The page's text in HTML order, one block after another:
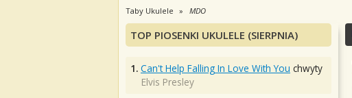
Taby Ukulele MDO
TOP PIOSENKI UKULELE (SIERPNIA)
1. Can't Help Falling In Love With You chwyty
Elvis Presley